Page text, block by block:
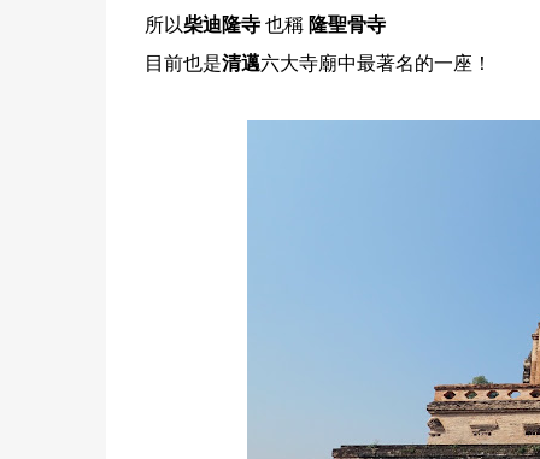
所以柴迪隆寺也稱隆聖骨寺
目前也是清邁六大寺廟中最著名的一座！